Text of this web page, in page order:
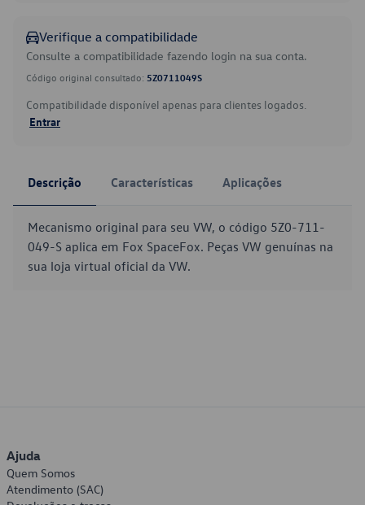
Verifique a compatibilidade
Consulte a compatibilidade fazendo login na sua conta.
Código original consultado: 5Z0711049S
Compatibilidade disponível apenas para clientes logados.
Entrar
Descrição Características Aplicações
Mecanismo original para seu VW, o código 5Z0-711-
049-S aplica em Fox SpaceFox. Peças VW genuínas na
sua loja virtual oficial da VW.
Ajuda
Quem Somos
Atendimento (SAC)